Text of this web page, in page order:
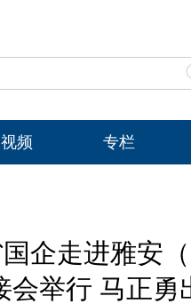
视频 专栏
企走进雅安
会举行 马正勇